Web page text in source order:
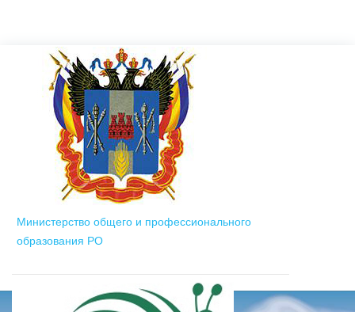
Министерство общего и профессионального
образования РО